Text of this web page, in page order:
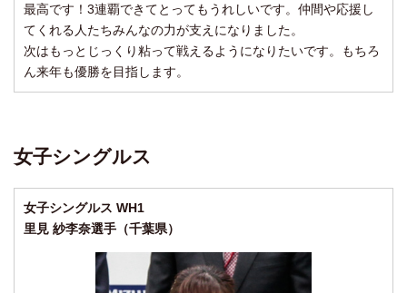
最高です！3連覇できてとってもうれしいです。仲間や応援し
てくれる人たちみんなの力が支えになりました。
次はもっとじっくり粘って戦えるようになりたいです。もちろ
ん来年も優勝を目指します。
女子シングルス
女子シングルス WH1
里見 紗李奈選手（千葉県）